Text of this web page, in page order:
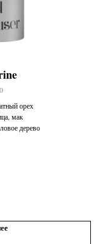
орех
мак
дерево